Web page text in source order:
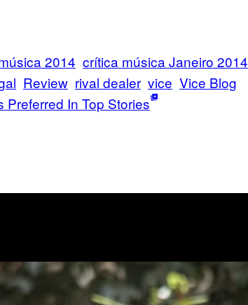
2014 crítica música Janeiro 2014
Review rival dealer vice Vice Blog
Preferred In Top Stories